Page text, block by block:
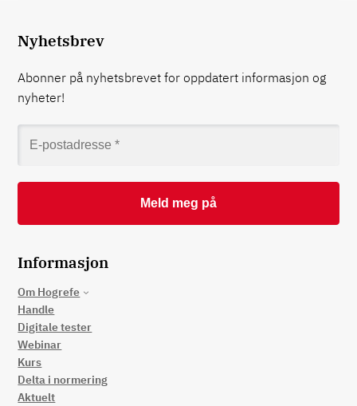
Nyhetsbrev
Abonner på nyhetsbrevet for oppdatert informasjon og
nyheter!
Informasjon
Om Hogrefe
Handle
Digitale tester
Webinar
Kurs
Delta i normering
Aktuelt